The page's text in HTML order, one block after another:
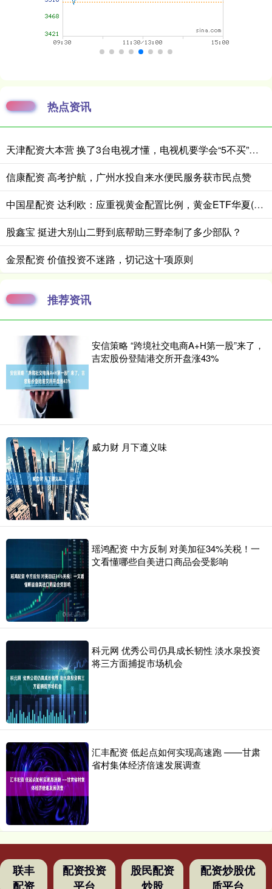
热点资讯
天津配资大本营 换了3台电视才懂，电视机要学会“5不买”，都是花钱买的经验
信康配资 高考护航，广州水投自来水便民服务获市民点赞
中国星配资 达利欧：应重视黄金配置比例，黄金ETF华夏(518850)回调或可逢低布局
股鑫宝 挺进大别山二野到底帮助三野牵制了多少部队？
金景配资 价值投资不迷路，切记这十项原则
推荐资讯
安信策略 “跨境社交电商A+H第一股”来了，
吉宏股份登陆港交所开盘涨43%
威力财 月下遵义味
瑶鸿配资 中方反制 对美加征34%关税！一
文看懂哪些自美进口商品会受影响
科元网 优秀公司仍具成长韧性 淡水泉投资
将三方面捕捉市场机会
汇丰配资 低起点如何实现高速跑 ——甘肃
省村集体经济倍速发展调查
联丰
配资投资
股民配资
配资炒股优